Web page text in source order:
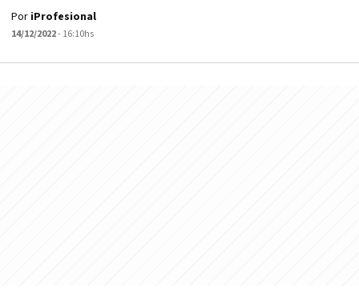
Por iProfesional
14/12/2022- 16:10hs